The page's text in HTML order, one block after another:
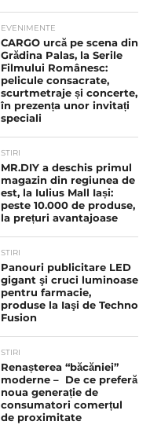
EVENIMENTE
CARGO urcă pe scena din
Grădina Palas, la Serile
Filmului Românesc:
pelicule consacrate,
scurtmetraje și concerte,
în prezența unor invitați
speciali
STIRI
MR.DIY a deschis primul
magazin din regiunea de
est, la Iulius Mall Iași:
peste 10.000 de produse,
la prețuri avantajoase
STIRI
Panouri publicitare LED
gigant şi cruci luminoase
pentru farmacie,
produse la Iaşi de Techno
Fusion
STIRI
Renașterea “băcăniei”
moderne – De ce preferă
noua generație de
consumatori comerțul
de proximitate